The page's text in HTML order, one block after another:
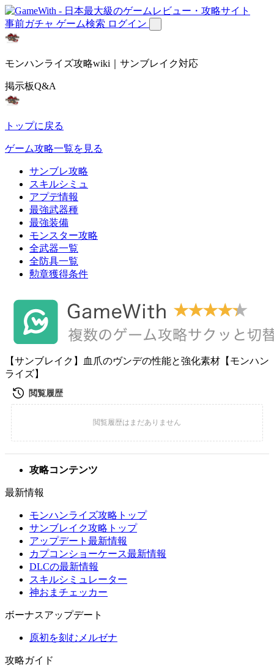
事前ガチャ ゲーム検索 ログイン
モンハンライズ攻略wiki｜サンブレイク対応
掲示板Q&A
トップに戻る
ゲーム攻略一覧を見る
サンブレ攻略
スキルシミュ
アプデ情報
最強武器種
最強装備
モンスター攻略
全武器一覧
全防具一覧
勲章獲得条件
【サンブレイク】血爪のヴンデの性能と強化素材【モンハン
ライズ】
攻略コンテンツ
最新情報
モンハンライズ攻略トップ
サンブレイク攻略トップ
アップデート最新情報
カプコンショーケース最新情報
DLCの最新情報
スキルシミュレーター
神おまチェッカー
ボーナスアップデート
原初を刻むメルゼナ
攻略ガイド